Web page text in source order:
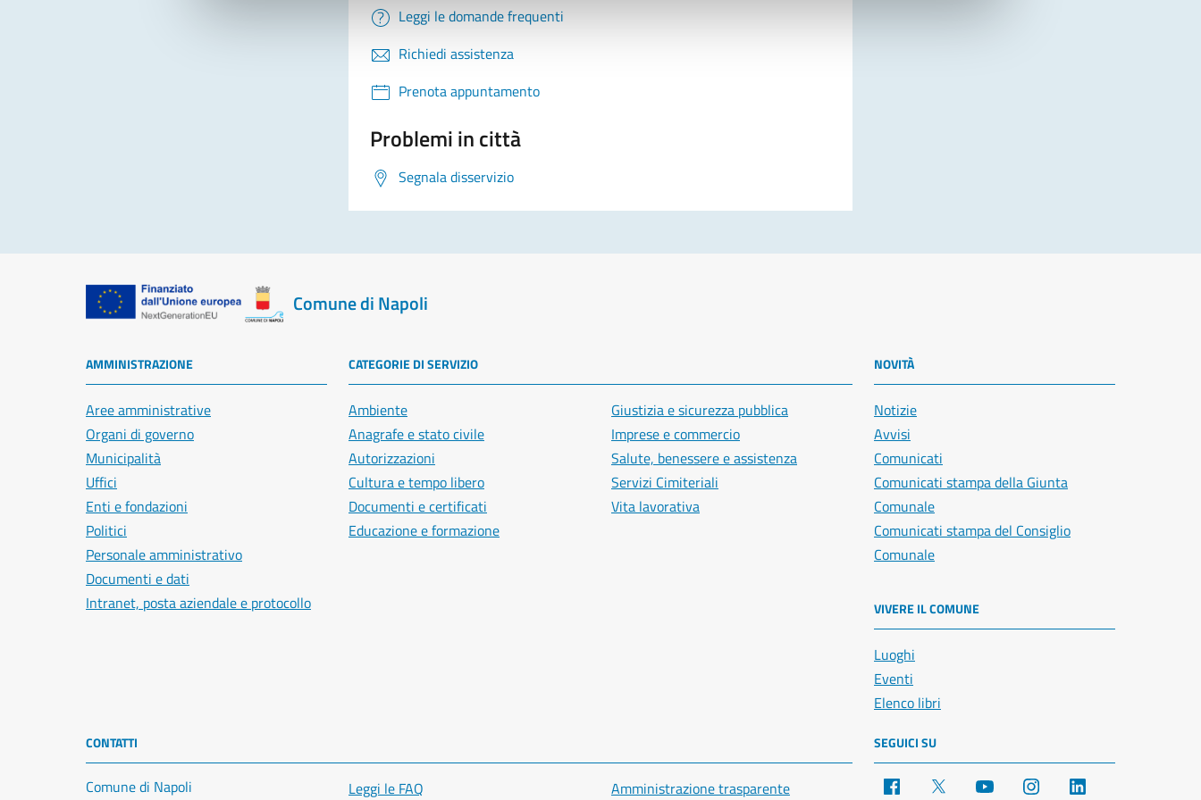
Leggi le domande frequenti
Richiedi assistenza
Prenota appuntamento
Problemi in città
Segnala disservizio
Comune di Napoli
AMMINISTRAZIONE
Aree amministrative
Organi di governo
Municipalità
Uffici
Enti e fondazioni
Politici
Personale amministrativo
Documenti e dati
Intranet, posta aziendale e protocollo
CATEGORIE DI SERVIZIO
Ambiente
Anagrafe e stato civile
Autorizzazioni
Cultura e tempo libero
Documenti e certificati
Educazione e formazione
Giustizia e sicurezza pubblica
Imprese e commercio
Salute, benessere e assistenza
Servizi Cimiteriali
Vita lavorativa
NOVITÀ
Notizie
Avvisi
Comunicati
Comunicati stampa della Giunta
Comunale
Comunicati stampa del Consiglio
Comunale
VIVERE IL COMUNE
Luoghi
Eventi
Elenco libri
CONTATTI
Comune di Napoli
Leggi le FAQ Amministrazione trasparente
SEGUICI SU
Facebook YouTube Instagram